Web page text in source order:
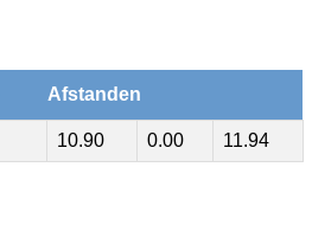
Afstanden
10.90 0.00 11.94